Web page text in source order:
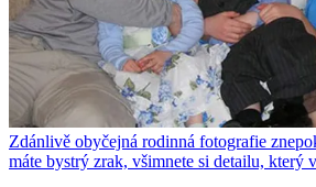
Zdánlivě obyčejná rodinná fotografie
máte bystrý zrak, všimnete si detailu, který